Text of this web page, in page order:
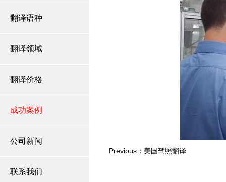
翻译语种
翻译领域
翻译价格
成功案例
公司新闻
联系我们
Previous：美国驾照翻译